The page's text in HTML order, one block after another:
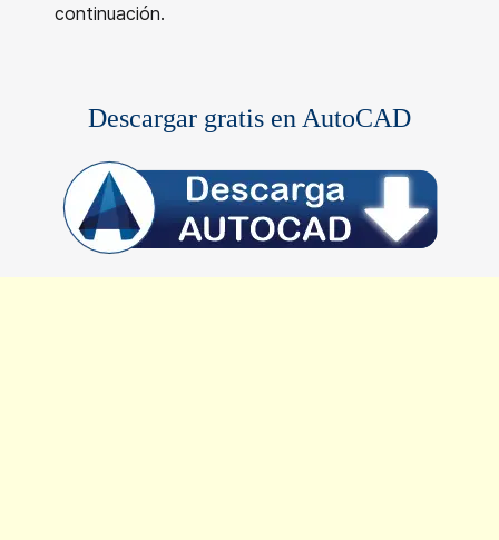
continuación.
Descargar gratis en AutoCAD